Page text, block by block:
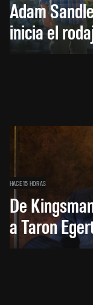
Adam
inicia el
HACE 15 HORAS
De
a Taron